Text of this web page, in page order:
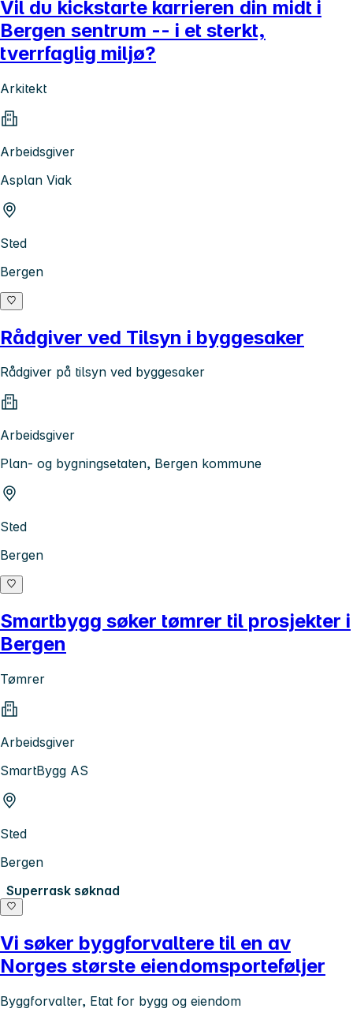
Vil du kickstarte karrieren din midt i
Bergen sentrum -- i et sterkt,
tverrfaglig miljø?
Arkitekt
Arbeidsgiver
Asplan Viak
Sted
Bergen
Rådgiver ved Tilsyn i byggesaker
Rådgiver på tilsyn ved byggesaker
Arbeidsgiver
Plan- og bygningsetaten, Bergen kommune
Sted
Bergen
Smartbygg søker tømrer til prosjekter i
Bergen
Tømrer
Arbeidsgiver
SmartBygg AS
Sted
Bergen
Superrask søknad
Vi søker byggforvaltere til en av
Norges største eiendomsporteføljer
Byggforvalter, Etat for bygg og eiendom